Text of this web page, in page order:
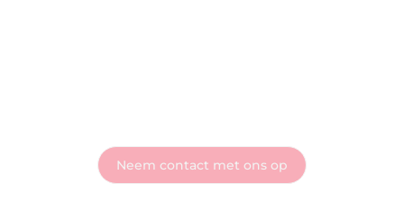
Neem contact met ons op